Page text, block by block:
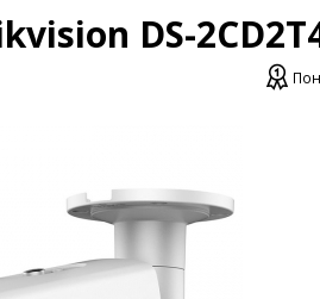
DS-